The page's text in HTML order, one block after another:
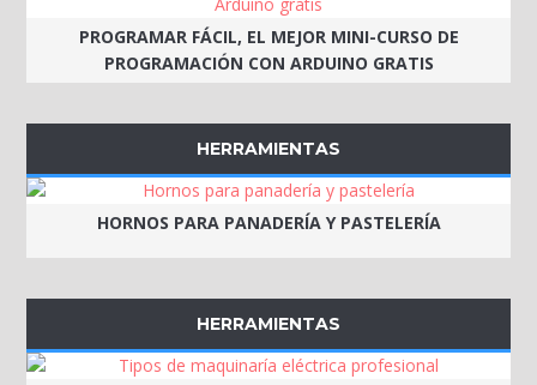
PROGRAMAR FÁCIL, EL MEJOR MINI-CURSO DE
PROGRAMACIÓN CON ARDUINO GRATIS
HERRAMIENTAS
HORNOS PARA PANADERÍA Y PASTELERÍA
HERRAMIENTAS